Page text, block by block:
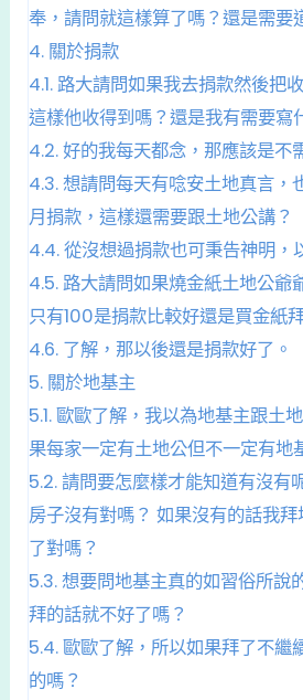
奉，請問就這樣算了嗎？還是需要
4. 關於捐款
4.1.路大請問如果我去捐款然後把
這樣他收得到嗎？還是我有需要寫
4.2.好的我每天都念，那應該是不
4.3.想請問每天有唸安土地真言，
月捐款，這樣還需要跟土地公講？
4.4.從沒想過捐款也可秉告神明，
4.5.路大請問如果燒金紙土地公爺
只有100是捐款比較好還是買金紙
4.6. 了解，那以後還是捐款好了。
5. 關於地基主
5.1.歐歐了解，我以為地基主跟土
果每家一定有土地公但不一定有地
5.2.請問要怎麼樣才能知道有沒有
房子沒有對嗎？ 如果沒有的話我
了對嗎？
5.3.想要問地基主真的如習俗所說
拜的話就不好了嗎？
5.4.歐歐了解，所以如果拜了不繼
的嗎？